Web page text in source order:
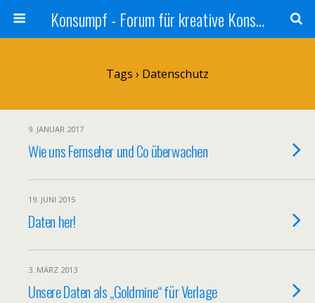
Konsumpf - Forum für kreative Konsumkritik - Culture Jamming, Nachhaltigkeit, Konzernkritik, Adbusting
Tags › Datenschutz
9. JANUAR 2017
Wie uns Fernseher und Co überwachen
19. JUNI 2015
Daten her!
3. MÄRZ 2013
Unsere Daten als „Goldmine“ für Verlage